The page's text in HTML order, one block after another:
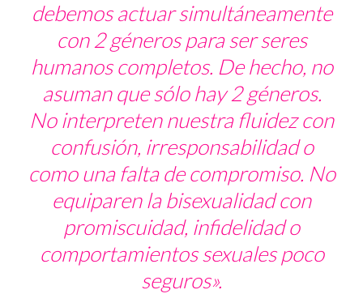
debemos actuar simultáneamente
con 2 géneros para ser seres
humanos completos. De hecho, no
asuman que sólo hay 2 géneros.
No interpreten nuestra fluidez con
confusión, irresponsabilidad o
como una falta de compromiso. No
equiparen la bisexualidad con
promiscuidad, infidelidad o
comportamientos sexuales poco
seguros».